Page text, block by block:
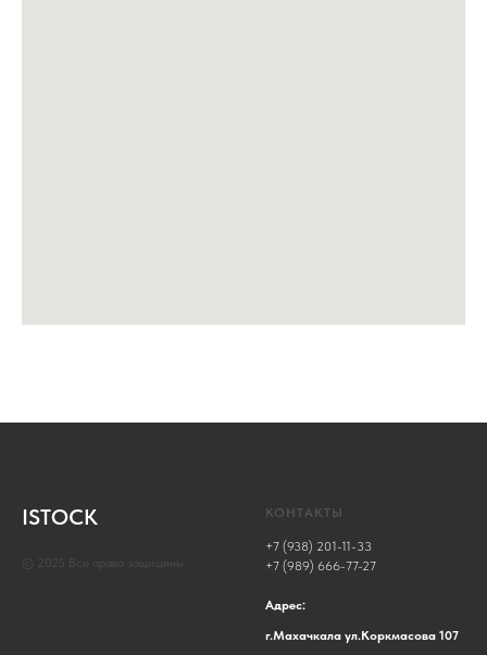
ISTOCK
© 2025 Все права защищены
КОНТАКТЫ
+7 (938) 201-11-33
+7 (989) 666-77-27
Адрес:
г.Махачкала ул.Коркмасова 107